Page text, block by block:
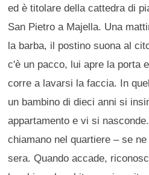
ed è titolare della cattedra di
San Pietro a Majella. Una
la barba, il postino suona al
c'è un pacco, lui apre la porta
corre a lavarsi la faccia. In
un bambino di dieci anni si
appartamento e vi si
chiamano nel quartiere – se
sera. Quando accade,